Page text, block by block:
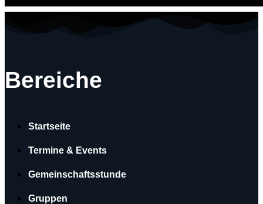
Bereiche
Startseite
Termine & Events
Gemeinschaftsstunde
Gruppen